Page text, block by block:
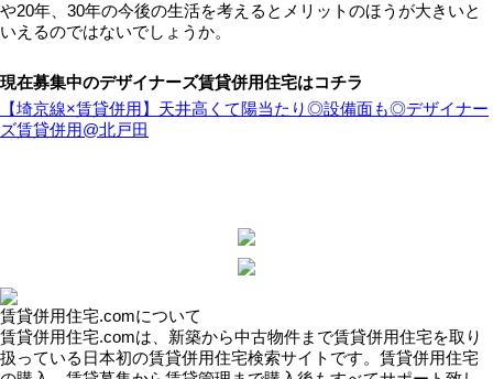
や20年、30年の今後の生活を考えるとメリットのほうが大きいと
いえるのではないでしょうか。
現在募集中のデザイナーズ賃貸併用住宅はコチラ
【埼京線×賃貸併用】天井高くて陽当たり◎設備面も◎デザイナー
ズ賃貸併用@北戸田
賃貸併用住宅.comについて
賃貸併用住宅.comは、新築から中古物件まで賃貸併用住宅を取り
扱っている日本初の賃貸併用住宅検索サイトです。賃貸併用住宅